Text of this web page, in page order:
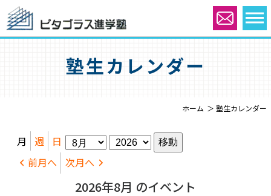
塾生カレンダー
ホーム 塾生カレンダー
月 週 日 月
年
前月へ
次月へ
2026年8月 のイベント